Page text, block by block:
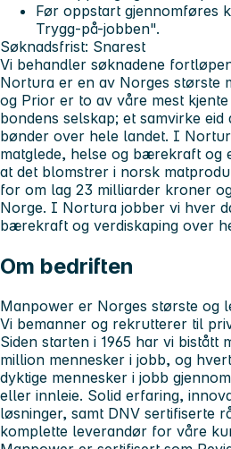
Før oppstart gjennomføres
Trygg-på-jobben".
Søknadsfrist: Snarest
Vi behandler søknadene
Nortura er en av Norges største
og Prior er to av våre mest
bondens selskap; et samvirke
bønder over hele landet. I
matglede, helse og bærekraft og
at det blomstrer i norsk
for om lag 23 milliarder kroner
Norge. I Nortura jobber vi hver
bærekraft og verdiskaping over
Om bedriften
Manpower er Norges største og
Vi bemanner og rekrutterer til
Siden starten i 1965 har vi bistått
million mennesker i jobb, og
dyktige mennesker i jobb
eller innleie. Solid erfaring,
løsninger, samt DNV sertifiserte
komplette leverandør for våre